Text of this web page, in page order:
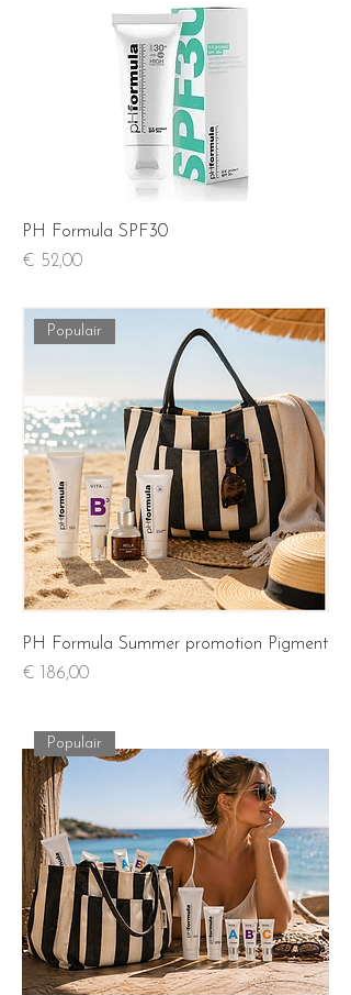
PH Formula SPF30
Prijs
€ 52,00
Populair
PH Formula Summer promotion Pigment
Prijs
€ 186,00
Populair